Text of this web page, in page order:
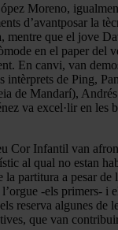
Moreno,
d’avantposar la
mentre que el jove
en el paper del
En canvi, van
intèrprets de Ping,
de Mandarí),
va excel·lir en les
Cor Infantil van
al qual no estan
la partitura a pesar
-els primers- i
reserva algunes de
que van